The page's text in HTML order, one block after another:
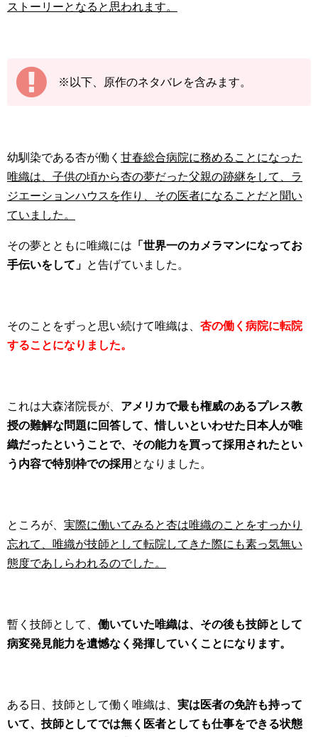
ストーリーとなると思われます。
※以下、原作のネタバレを含みます。
幼馴染である杏が働く 甘春総合病院に務めることになった
唯織は、子供の頃から杏の夢だった父親の跡継をして、ラ
ジエーションハウスを作り、その医者になることだと聞い
ていました。
その夢とともに唯織には 「世界一のカメラマンになってお
手伝いをして」 と告げていました。
そのことをずっと思い続けて唯織は、 杏の働く病院に転院
することになりました。
これは大森渚院長が、 アメリカで最も権威のあるプレス教
授の難解な問題に回答して、惜しいといわせた日本人が唯
織だったということで、その能力を買って採用されたとい
う内容で特別枠での採用 となりました。
ところが、 実際に働いてみると杏は唯織のことをすっかり
忘れて、唯織が技師として転院してきた際にも素っ気無い
態度であしらわれるのでした。
暫く技師として、 働いていた唯織は、その後も技師として
病変発見能力を遺憾なく発揮していくことになります。
ある日、技師として働く唯織は、 実は医者の免許も持って
いて、技師としてでは無く医者としても仕事をできる状態